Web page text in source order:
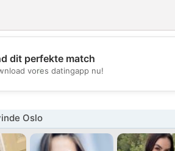
💖
dit perfekte match
vores datingapp nu!
Oslo